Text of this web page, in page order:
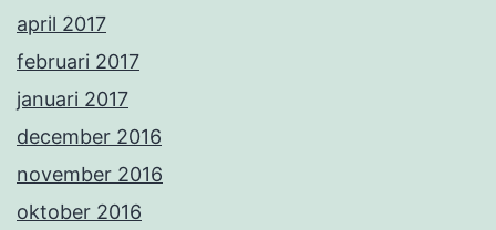
april 2017
februari 2017
januari 2017
december 2016
november 2016
oktober 2016